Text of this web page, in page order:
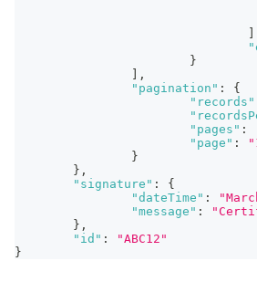
}
,
"pagination" :
{
"records"
"pages" :
"page" :
}
} ,
"signature" :
{
"dateTime" :
"message" :
} ,
"id" :
"ABC12"
}